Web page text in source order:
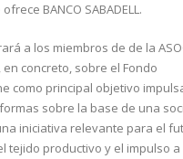
BANCO SABADELL.
a los miembros de de la
concreto, sobre el Fondo
como principal objetivo
sobre la base de una
iniciativa relevante para el
tejido productivo y el impulso a